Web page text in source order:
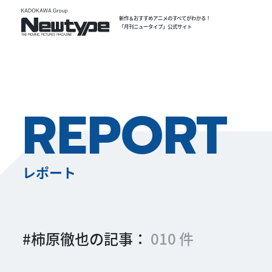
新作＆おすすめアニメのすべてがわかる！
「月刊ニュータイプ」公式サイト
REPORT
レポート
#柿原徹也の記事： 010 件